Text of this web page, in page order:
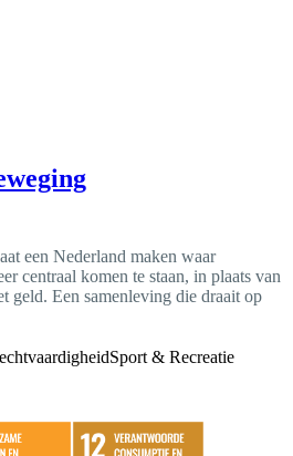
een Nederland maken waar
centraal komen te staan, in plaats van
geld. Een samenleving die draait op
Sport & Recreatie